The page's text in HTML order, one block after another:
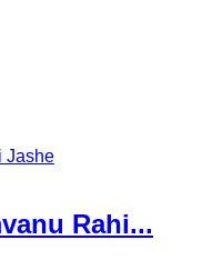
Rahi...